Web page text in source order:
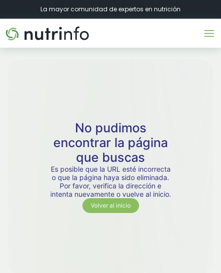
La mayor comunidad de expertos en nutrición
No pudimos
encontrar la página
que buscas
Es posible que la URL esté incorrecta
o que la página haya sido eliminada.
Por favor, verifica la dirección e
intenta nuevamente o vuelve al inicio.
Volver al inicio